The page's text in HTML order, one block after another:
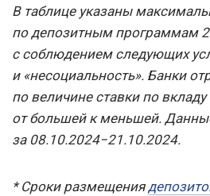
В таблице указаны
по депозитным программам
с соблюдением следующих
и «несоциальность». Банки
по величине ставки по
от большей к меньшей.
за 08.10.2024−21.10.2024.
* Сроки размещения